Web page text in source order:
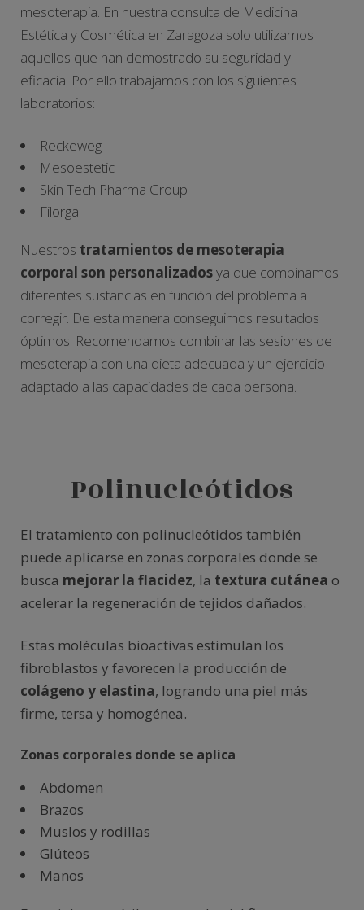
mesoterapia. En nuestra consulta de Medicina
Estética y Cosmética en Zaragoza solo utilizamos
aquellos que han demostrado su seguridad y
eficacia. Por ello trabajamos con los siguientes
laboratorios:
Reckeweg
Mesoestetic
Skin Tech Pharma Group
Filorga
Nuestros tratamientos de mesoterapia
corporal son personalizadosya que combinamos
diferentes sustancias en función del problema a
corregir. De esta manera conseguimos resultados
óptimos. Recomendamos combinar las sesiones de
mesoterapia con una dieta adecuada y un ejercicio
adaptado a las capacidades de cada persona.
Polinucleótidos
El tratamiento con polinucleótidos también
puede aplicarse en zonas corporales donde se
busca mejorar la flacidez, la textura cutánea o
acelerar la regeneración de tejidos dañados.
Estas moléculas bioactivas estimulan los
fibroblastos y favorecen la producción de
colágeno y elastina, logrando una piel más
firme, tersa y homogénea.
Zonas corporales donde se aplica
Abdomen
Brazos
Muslos y rodillas
Glúteos
Manos